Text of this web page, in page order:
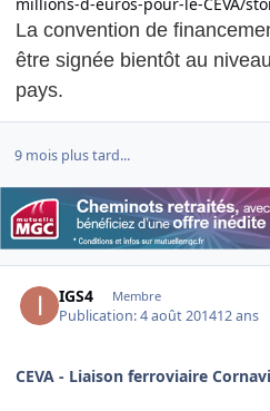
La convention de
être signée bientôt au
pays.
9 mois plus tard...
IGS4 Membre
Publication:4 août 201412 ans
CEVA - Liaison ferroviaire